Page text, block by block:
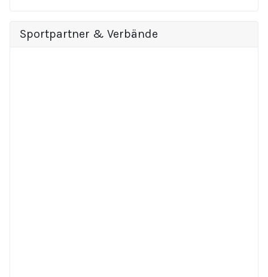
Sportpartner & Verbände